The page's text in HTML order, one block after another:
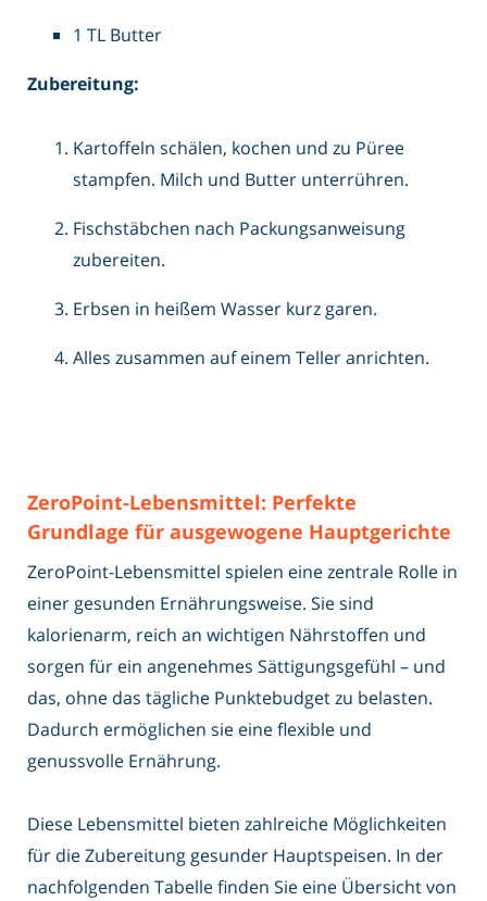
1 TL Butter
Zubereitung:
Kartoffeln schälen, kochen und zu Püree
stampfen. Milch und Butter unterrühren.
Fischstäbchen nach Packungsanweisung
zubereiten.
Erbsen in heißem Wasser kurz garen.
Alles zusammen auf einem Teller anrichten.
ZeroPoint-Lebensmittel: Perfekte
Grundlage für ausgewogene Hauptgerichte
ZeroPoint-Lebensmittel spielen eine zentrale Rolle in
einer gesunden Ernährungsweise. Sie sind
kalorienarm, reich an wichtigen Nährstoffen und
sorgen für ein angenehmes Sättigungsgefühl – und
das, ohne das tägliche Punktebudget zu belasten.
Dadurch ermöglichen sie eine flexible und
genussvolle Ernährung.
Diese Lebensmittel bieten zahlreiche Möglichkeiten
für die Zubereitung gesunder Hauptspeisen. In der
nachfolgenden Tabelle finden Sie eine Übersicht von